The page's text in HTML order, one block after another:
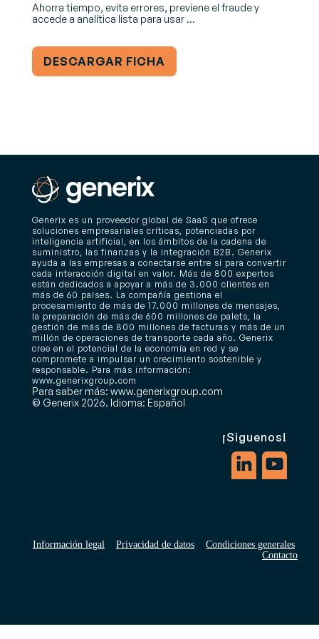
Ahorra tiempo, evita errores, previene el fraude y
accede a analítica lista para usar ...
DESCARGAR FICHA
Generix es un proveedor global de SaaS que ofrece
soluciones empresariales críticas, potenciadas por
inteligencia artificial, en los ámbitos de la cadena de
suministro, las finanzas y la integración B2B. Generix
ayuda a las empresas a conectarse entre sí para convertir
cada interacción digital en valor. Más de 800 expertos
están dedicados a apoyar a más de 3.000 clientes en
más de 60 países. La compañía gestiona el
procesamiento de más de 17.000 millones de mensajes,
la preparación de más de 600 millones de palets, la
gestión de más de 800 millones de facturas y más de un
millón de operaciones de transporte cada año. Generix
cree en el potencial de la economía en red y se
compromete a impulsar un crecimiento sostenible y
responsable. Para más información:
www.generixgroup.com
Para saber más: www.generixgroup.com
© Generix 2026. Idioma: Español
¡Siguenos!
Información legal Privacidad de datos
Condiciones generales
Contacto